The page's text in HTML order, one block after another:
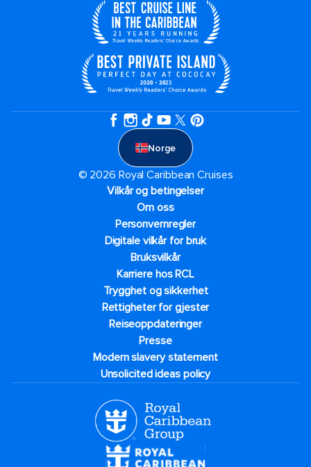
Norge
© 2026 Royal Caribbean Cruises
Vilkår og betingelser
Om oss
Personvernregler
Digitale vilkår for bruk
Bruksvilkår
Karriere hos RCL
Trygghet og sikkerhet​
Rettigheter for gjester
Reiseoppdateringer
Presse
Modern slavery statement
Unsolicited ideas policy